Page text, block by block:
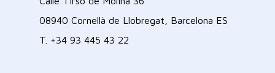
08940 Cornellà de Llobregat, Barcelona ES
T. +34 93 445 43 22